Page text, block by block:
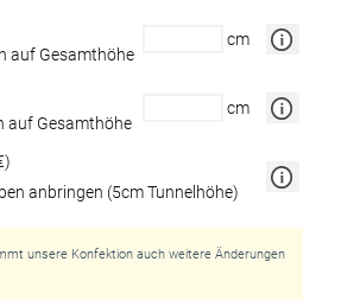
auf Gesamthöhe
cm
auf Gesamthöhe
cm
anbringen (5cm Tunnelhöhe)
unsere Konfektion auch weitere Änderungen